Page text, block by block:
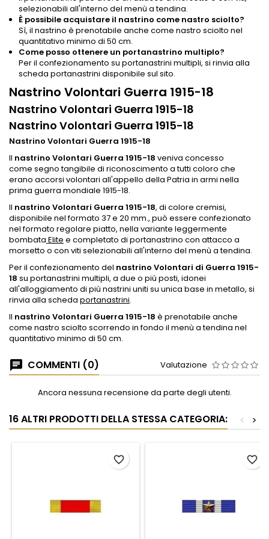
selezionabili all'interno del menù a tendina.
È possibile acquistare il nastrino come nastro sciolto?
Sì, il nastrino è prenotabile anche come nastro sciolto nel
quantitativo minimo di 50 cm.
Come posso ottenere un portanastrino multiplo?
Per il confezionamento su portanastrini multipli, si rinvia alla
scheda portanastrini disponibile sul sito.
Nastrino Volontari Guerra 1915-18
Nastrino Volontari Guerra 1915-18
Nastrino Volontari Guerra 1915-18
Nastrino Volontari Guerra 1915-18
Il nastrino Volontari Guerra 1915-18 veniva concesso
come segno tangibile di riconoscimento a tutti coloro che
erano accorsi volontari all'appello della Patria in armi nella
prima guerra mondiale 1915-18.
Il nastrino Volontari Guerra 1915-18, di colore cremisi,
disponibile nel formato 37 e 20 mm., può essere confezionato
nel formato regolare piatto, nella variante leggermente
bombata Elite e completato di portanastrino con attacco a
morsetto o con viti selezionabili all'interno del menù a tendina.
Per il confezionamento del nastrino Volontari di Guerra 1915-
18 su portanastrini multipli, a due o più posti, idonei
all'alloggiamento di più nastrini uniti su unica base in metallo, si
rinvia alla scheda portanastrini.
Il nastrino Volontari Guerra 1915-18 è prenotabile anche
come nastro sciolto scorrendo in fondo il menù a tendina nel
quantitativo minimo di 50 cm.
COMMENTI (0) Valutazione
Ancora nessuna recensione da parte degli utenti.
16 ALTRI PRODOTTI DELLA STESSA CATEGORIA: >
<
favorite_border favorite_border